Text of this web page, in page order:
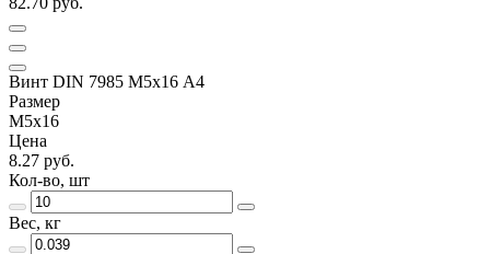
Винт DIN 7985 М5х16 A4
Размер
М5х16
Цена
8.27 руб.
Кол-во, шт
Вес, кг